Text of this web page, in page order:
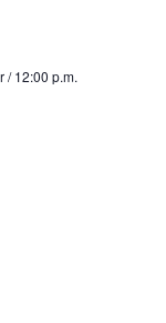
/ 12:00 p.m.